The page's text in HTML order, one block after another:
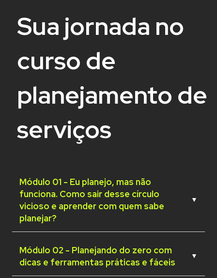
Sua jornada no
curso de
planejamento de
serviços
Módulo 01 - Eu planejo, mas não
funciona. Como sair desse círculo
vicioso e aprender com quem sabe
planejar?
▼
funciona
Aula 2:Planejar é prever até imprevistos
Aula 3:Estratégias e práticas para um
Módulo 02 - Planejando do zero com
dicas e ferramentas práticas e fáceis
▼